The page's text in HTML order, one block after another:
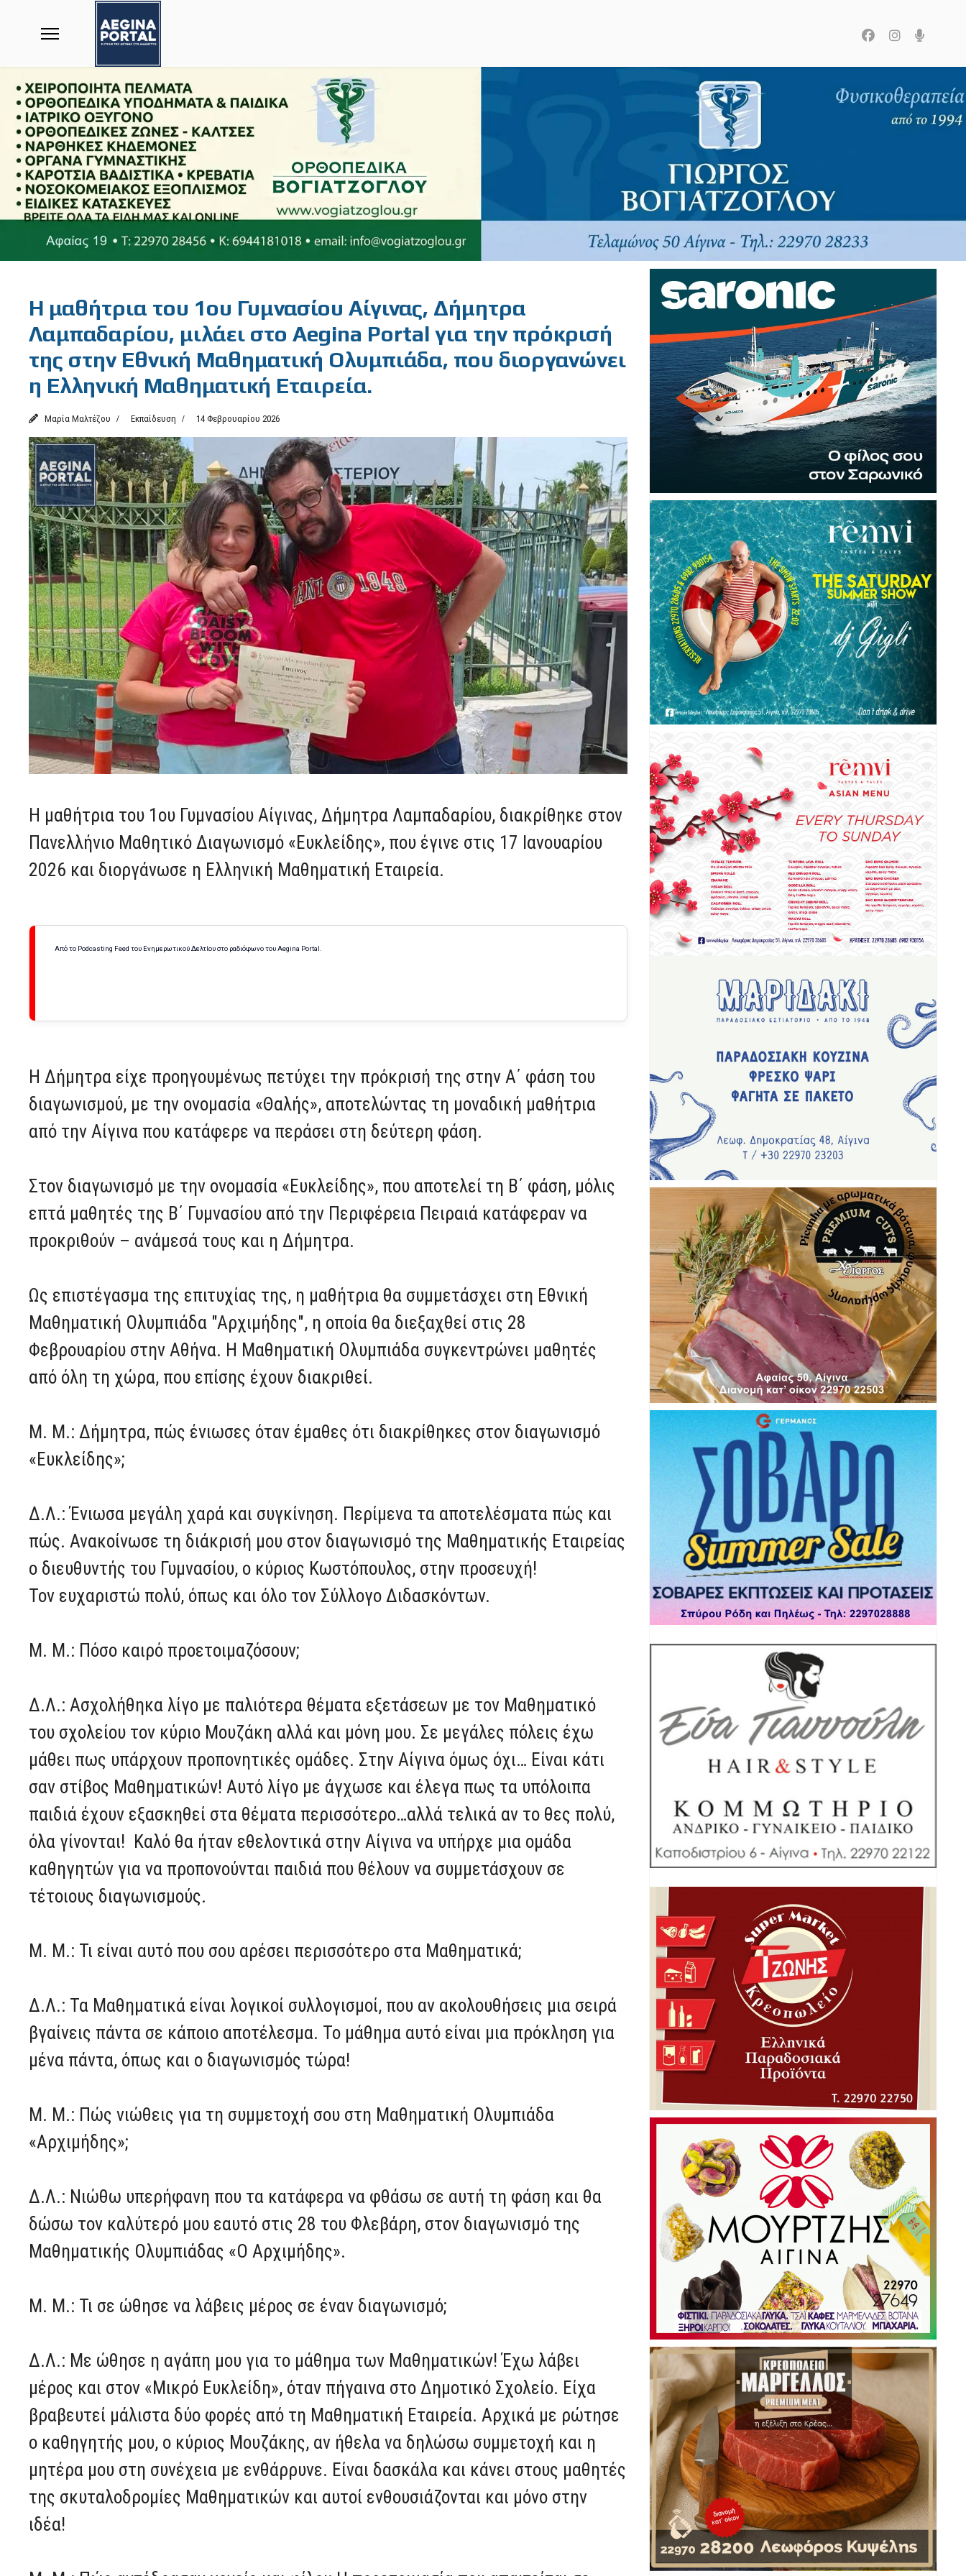
H μαθήτρια του 1ου Γυμνασίου Αίγινας, Δήμητρα
Λαμπαδαρίου, μιλάει στο Aegina Portal για την πρόκρισή
της στην Εθνική Μαθηματική Ολυμπιάδα, που διοργανώνει
η Ελληνική Μαθηματική Εταιρεία.
Μαρία Μαλτέζου Εκπαίδευση 14 Φεβρουαρίου 2026
H μαθήτρια του 1ου Γυμνασίου Αίγινας, Δήμητρα Λαμπαδαρίου, διακρίθηκε στον
Πανελλήνιο Μαθητικό Διαγωνισμό «Ευκλείδης», που έγινε στις 17 Ιανουαρίου
2026 και διοργάνωσε η Ελληνική Μαθηματική Εταιρεία.
Από το Podcasting Feed του Ενημερωτικού Δελτίου στο ραδιόφωνο του Aegina Portal.
Η Δήμητρα είχε προηγουμένως πετύχει την πρόκρισή της στην Α΄ φάση του
διαγωνισμού, με την ονομασία «Θαλής», αποτελώντας τη μοναδική μαθήτρια
από την Αίγινα που κατάφερε να περάσει στη δεύτερη φάση.
Στον διαγωνισμό με την ονομασία «Ευκλείδης», που αποτελεί τη Β΄ φάση, μόλις
επτά μαθητές της Β΄ Γυμνασίου από την Περιφέρεια Πειραιά κατάφεραν να
προκριθούν – ανάμεσά τους και η Δήμητρα.
Ως επιστέγασμα της επιτυχίας της, η μαθήτρια θα συμμετάσχει στη Εθνική
Μαθηματική Ολυμπιάδα "Αρχιμήδης", η οποία θα διεξαχθεί στις 28
Φεβρουαρίου στην Αθήνα. Η Μαθηματική Ολυμπιάδα συγκεντρώνει μαθητές
από όλη τη χώρα, που επίσης έχουν διακριθεί.
Μ. Μ.: Δήμητρα, πώς ένιωσες όταν έμαθες ότι διακρίθηκες στον διαγωνισμό
«Ευκλείδης»;
Δ.Λ.: Ένιωσα μεγάλη χαρά και συγκίνηση. Περίμενα τα αποτελέσματα πώς και
πώς. Ανακοίνωσε τη διάκρισή μου στον διαγωνισμό της Μαθηματικής Εταιρείας
ο διευθυντής του Γυμνασίου, ο κύριος Κωστόπουλος, στην προσευχή!
Τον ευχαριστώ πολύ, όπως και όλο τον Σύλλογο Διδασκόντων.
Μ. Μ.: Πόσο καιρό προετοιμαζόσουν;
Δ.Λ.: Ασχολήθηκα λίγο με παλιότερα θέματα εξετάσεων με τον Μαθηματικό
του σχολείου τον κύριο Μουζάκη αλλά και μόνη μου. Σε μεγάλες πόλεις έχω
μάθει πως υπάρχουν προπονητικές ομάδες. Στην Αίγινα όμως όχι… Είναι κάτι
σαν στίβος Μαθηματικών! Αυτό λίγο με άγχωσε και έλεγα πως τα υπόλοιπα
παιδιά έχουν εξασκηθεί στα θέματα περισσότερο…αλλά τελικά αν το θες πολύ,
όλα γίνονται! Καλό θα ήταν εθελοντικά στην Αίγινα να υπήρχε μια ομάδα
καθηγητών για να προπονούνται παιδιά που θέλουν να συμμετάσχουν σε
τέτοιους διαγωνισμούς.
Μ. Μ.: Τι είναι αυτό που σου αρέσει περισσότερο στα Μαθηματικά;
Δ.Λ.: Τα Μαθηματικά είναι λογικοί συλλογισμοί, που αν ακολουθήσεις μια σειρά
βγαίνεις πάντα σε κάποιο αποτέλεσμα. Το μάθημα αυτό είναι μια πρόκληση για
μένα πάντα, όπως και ο διαγωνισμός τώρα!
Μ. Μ.: Πώς νιώθεις για τη συμμετοχή σου στη Μαθηματική Ολυμπιάδα
«Αρχιμήδης»;
Δ.Λ.: Νιώθω υπερήφανη που τα κατάφερα να φθάσω σε αυτή τη φάση και θα
δώσω τον καλύτερό μου εαυτό στις 28 του Φλεβάρη, στον διαγωνισμό της
Μαθηματικής Ολυμπιάδας «Ο Αρχιμήδης».
Μ. Μ.: Τι σε ώθησε να λάβεις μέρος σε έναν διαγωνισμό;
Δ.Λ.: Με ώθησε η αγάπη μου για το μάθημα των Μαθηματικών! Έχω λάβει
μέρος και στον «Μικρό Ευκλείδη», όταν πήγαινα στο Δημοτικό Σχολείο. Είχα
βραβευτεί μάλιστα δύο φορές από τη Μαθηματική Εταιρεία. Αρχικά με ρώτησε
ο καθηγητής μου, ο κύριος Μουζάκης, αν ήθελα να δηλώσω συμμετοχή και η
μητέρα μου στη συνέχεια με ενθάρρυνε. Είναι δασκάλα και κάνει στους μαθητές
της σκυταλοδρομίες Μαθηματικών και αυτοί ενθουσιάζονται και μόνο στην
ιδέα!